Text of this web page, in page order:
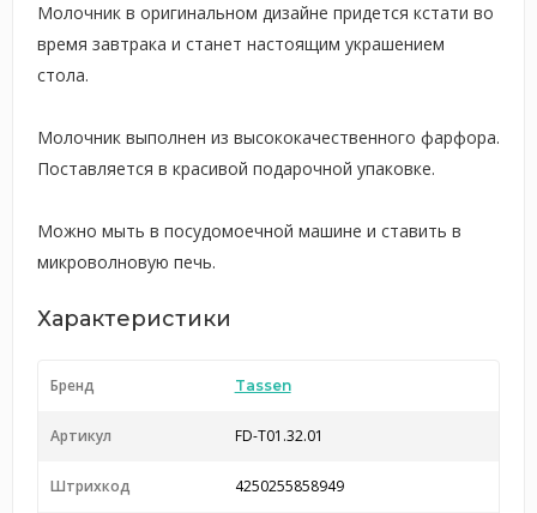
Молочник в оригинальном дизайне придется кстати во
время завтрака и станет настоящим украшением
стола.
Молочник выполнен из высококачественного фарфора.
Поставляется в красивой подарочной упаковке.
Можно мыть в посудомоечной машине и ставить в
микроволновую печь.
Характеристики
Бренд Tassen
Артикул FD-T01.32.01
Штрихкод 4250255858949